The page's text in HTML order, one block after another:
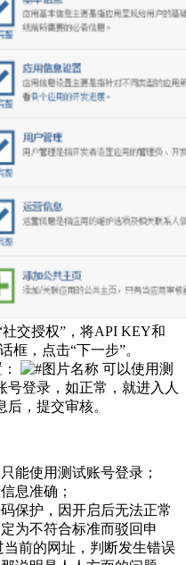
交授权”，将API KEY和
框，点击“下一步”。
可以使用测
登录，如正常，就进入人
，提交审核。
能使用测试账号登录；
息准确；
保护，因开启后无法正常
为不符合标准而驳回申
前的网址，判断发生错误